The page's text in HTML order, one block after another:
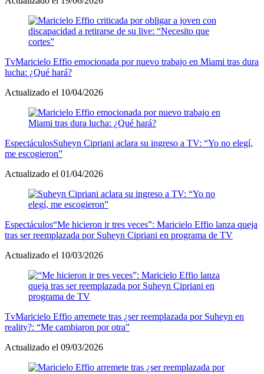
TvMaricielo Effio emocionada por nuevo trabajo en Miami tras dura
lucha: ¿Qué hará?
Actualizado el 10/04/2026
EspectáculosSuheyn Cipriani aclara su ingreso a TV: “Yo no elegí,
me escogieron”
Actualizado el 01/04/2026
Espectáculos“Me hicieron ir tres veces”: Maricielo Effio lanza queja
tras ser reemplazada por Suheyn Cipriani en programa de TV
Actualizado el 10/03/2026
TvMaricielo Effio arremete tras ¿ser reemplazada por Suheyn en
reality?: “Me cambiaron por otra”
Actualizado el 09/03/2026